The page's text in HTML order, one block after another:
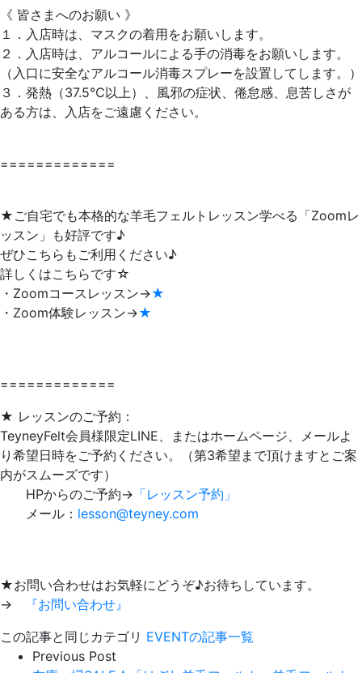
《 皆さまへのお願い 》
１．入店時は、マスクの着用をお願いします。
２．入店時は、アルコールによる手の消毒をお願いします。
（入口に安全なアルコール消毒スプレーを設置してします。）
３．発熱（37.5℃以上）、風邪の症状、倦怠感、息苦しさが
ある方は、入店をご遠慮ください。
=============
★ご自宅でも本格的な羊毛フェルトレッスン学べる「Zoomレ
ッスン」も好評です♪
ぜひこちらもご利用ください♪
詳しくはこちらです☆
・Zoomコースレッスン→★
・Zoom体験レッスン→★
=============
★ レッスンのご予約：
TeyneyFelt会員様限定LINE、またはホームページ、メールよ
り希望日時をご予約ください。（第3希望まで頂けますとご案
内がスムーズです）
HPからのご予約→ 「レッスン予約」
メール： lesson@teyney.com
★お問い合わせはお気軽にどうぞ♪お待ちしています。
→
『お問い合わせ』
この記事と同じカテゴリ EVENTの記事一覧
Previous Post